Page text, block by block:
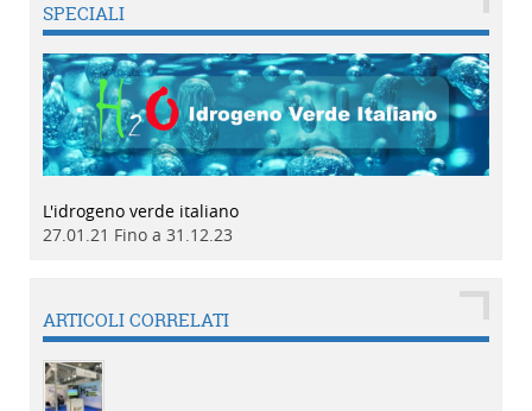
SPECIALI
L'idrogeno verde italiano
27.01.21 Fino a 31.12.23
ARTICOLI CORRELATI